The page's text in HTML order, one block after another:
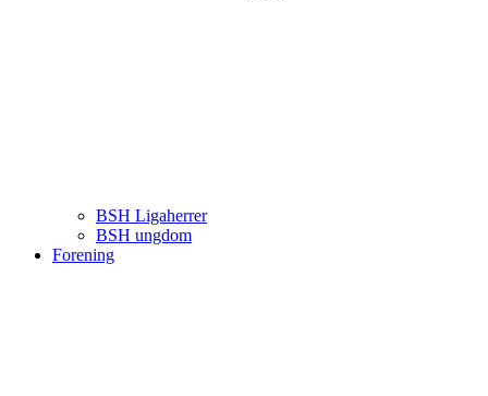
BSH Ligaherrer
BSH ungdom
Forening